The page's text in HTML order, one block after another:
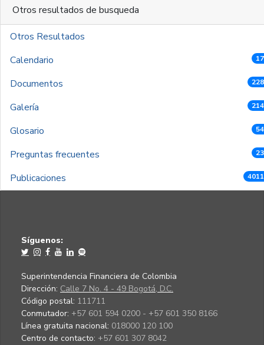
Otros resultados de busqueda
Otros Resultados
Calendario
Documentos
Galería
Glosario
Preguntas frecuentes
Publicaciones
Síguenos:
Superintendencia Financiera de Colombia
Dirección: Calle 7 No. 4 - 49 Bogotá, D.C.
Código postal: 111711
Conmutador: +57 601 594 0200 - +57 601 350 8166
Línea gratuita nacional: 018000 120 100
Centro de contacto: +57 601 307 8042